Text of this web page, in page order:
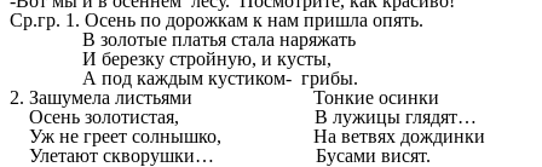
Ср.гр. 1. Осень по дорожкам к нам пришла опять.
В золотые платья стала наряжать
И березку стройную, и кусты,
А под каждым кустиком- грибы.
2. Зашумела листьями Тонкие осинки
Осень золотистая, В лужицы глядят…
Уж не греет солнышко, На ветвях дождинки
Улетают скворушки… Бусами висят.